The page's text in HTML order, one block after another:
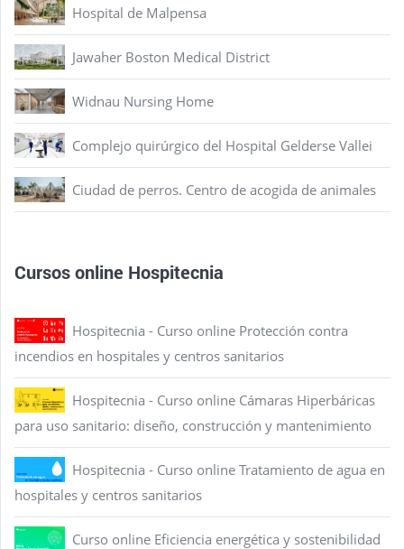
Hospital de Malpensa
Jawaher Boston Medical District
Widnau Nursing Home
Complejo quirúrgico del Hospital Gelderse Vallei
Ciudad de perros. Centro de acogida de animales
Cursos online Hospitecnia
Hospitecnia - Curso online Protección contra
incendios en hospitales y centros sanitarios
Hospitecnia - Curso online Cámaras Hiperbáricas
para uso sanitario: diseño, construcción y mantenimiento
Hospitecnia - Curso online Tratamiento de agua en
hospitales y centros sanitarios
Curso online Eficiencia energética y sostenibilidad